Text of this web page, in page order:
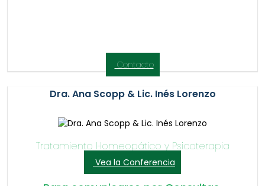
Contacto
Dra. Ana Scopp & Lic. Inés Lorenzo
Tratamiento Homeopático y Psicoterapia
Vea la Conferencia